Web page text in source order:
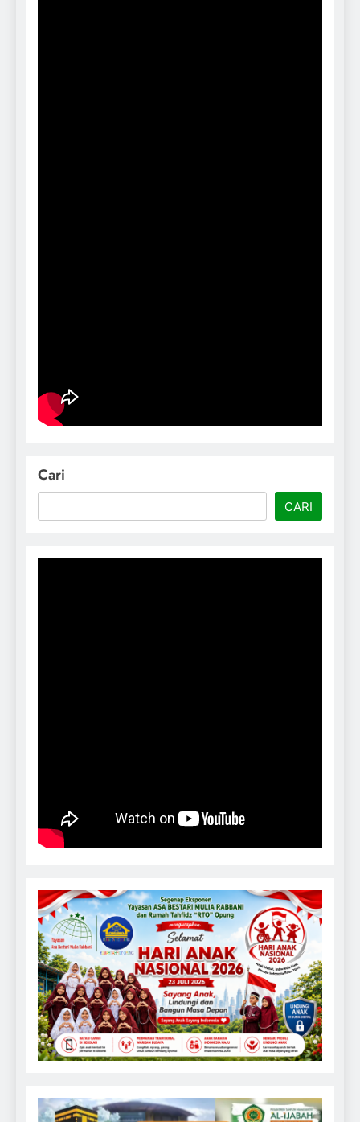
Cari
CARI